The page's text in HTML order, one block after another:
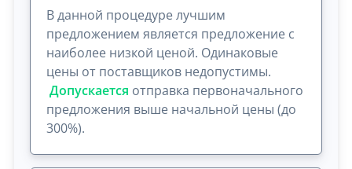
В данной процедуре лучшим
предложением является предложение с
наиболее низкой ценой. Одинаковые
цены от поставщиков недопустимы.
Допускается отправка первоначального
предложения выше начальной цены (до
300%).